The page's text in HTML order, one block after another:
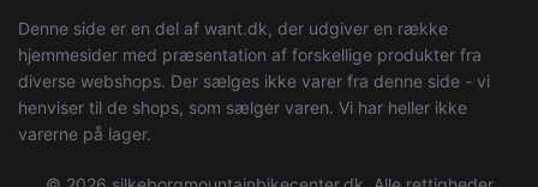
Denne side er en del af want.dk, der udgiver en række
hjemmesider med præsentation af forskellige produkter fra
diverse webshops. Der sælges ikke varer fra denne side - vi
henviser til de shops, som sælger varen. Vi har heller ikke
varerne på lager.